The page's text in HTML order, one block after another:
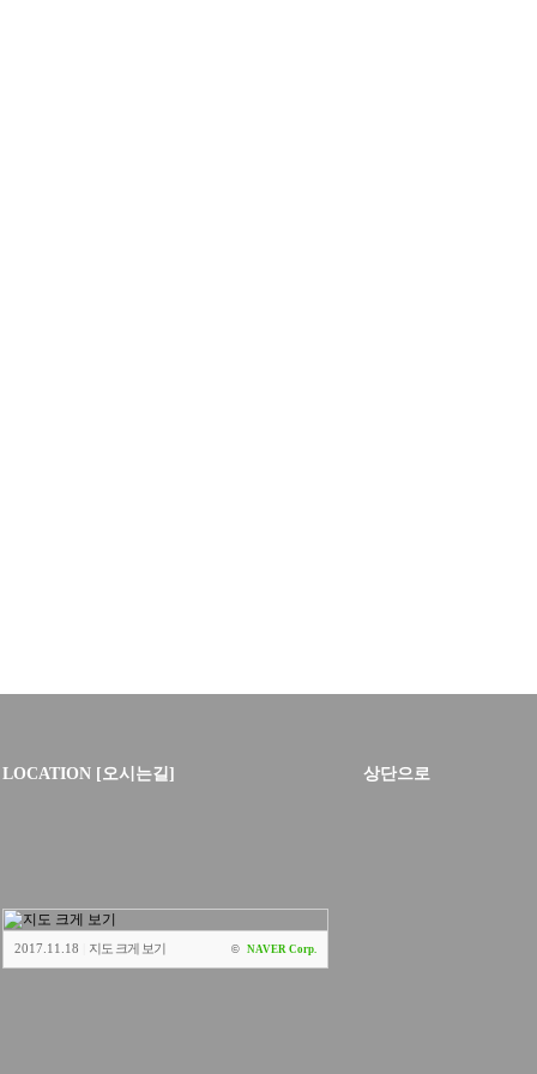
LOCATION [오시는길] 상단으로
2017.11.18 지도 크게 보기 © NAVER Corp.